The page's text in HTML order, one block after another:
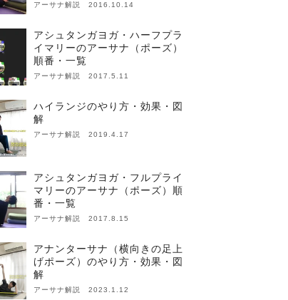
アーサナ解説 2016.10.14
アシュタンガヨガ・ハーフプラ
イマリーのアーサナ（ポーズ）
順番・一覧
アーサナ解説 2017.5.11
ハイランジのやり方・効果・図
解
アーサナ解説 2019.4.17
アシュタンガヨガ・フルプライ
マリーのアーサナ（ポーズ）順
番・一覧
アーサナ解説 2017.8.15
アナンターサナ（横向きの足上
げポーズ）のやり方・効果・図
解
アーサナ解説 2023.1.12